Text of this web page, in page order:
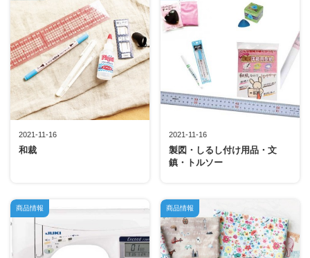
2021-11-16
和裁
2021-11-16
製図・しるし付け用品・文
鎮・トルソー
商品情報 商品情報